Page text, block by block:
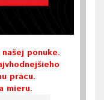
ponuke.
prácu.
mieru.